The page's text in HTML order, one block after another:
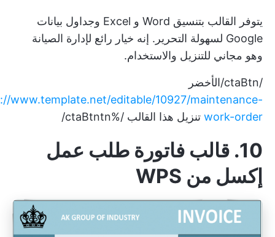
يتوفر القالب بتنسيق Word و Excel وجداول بيانات
Google لسهولة التحرير. إنه خيار رائع لإدارة الصيانة
وهو مجاني للتنزيل والاستخدام.
/ctaBtn/الأخضر
www.template.net/editable/10927/maintenance-
work-order تنزيل هذا القالب /%ctaBtntn/
10. قالب فاتورة طلب عمل
إكسل من WPS